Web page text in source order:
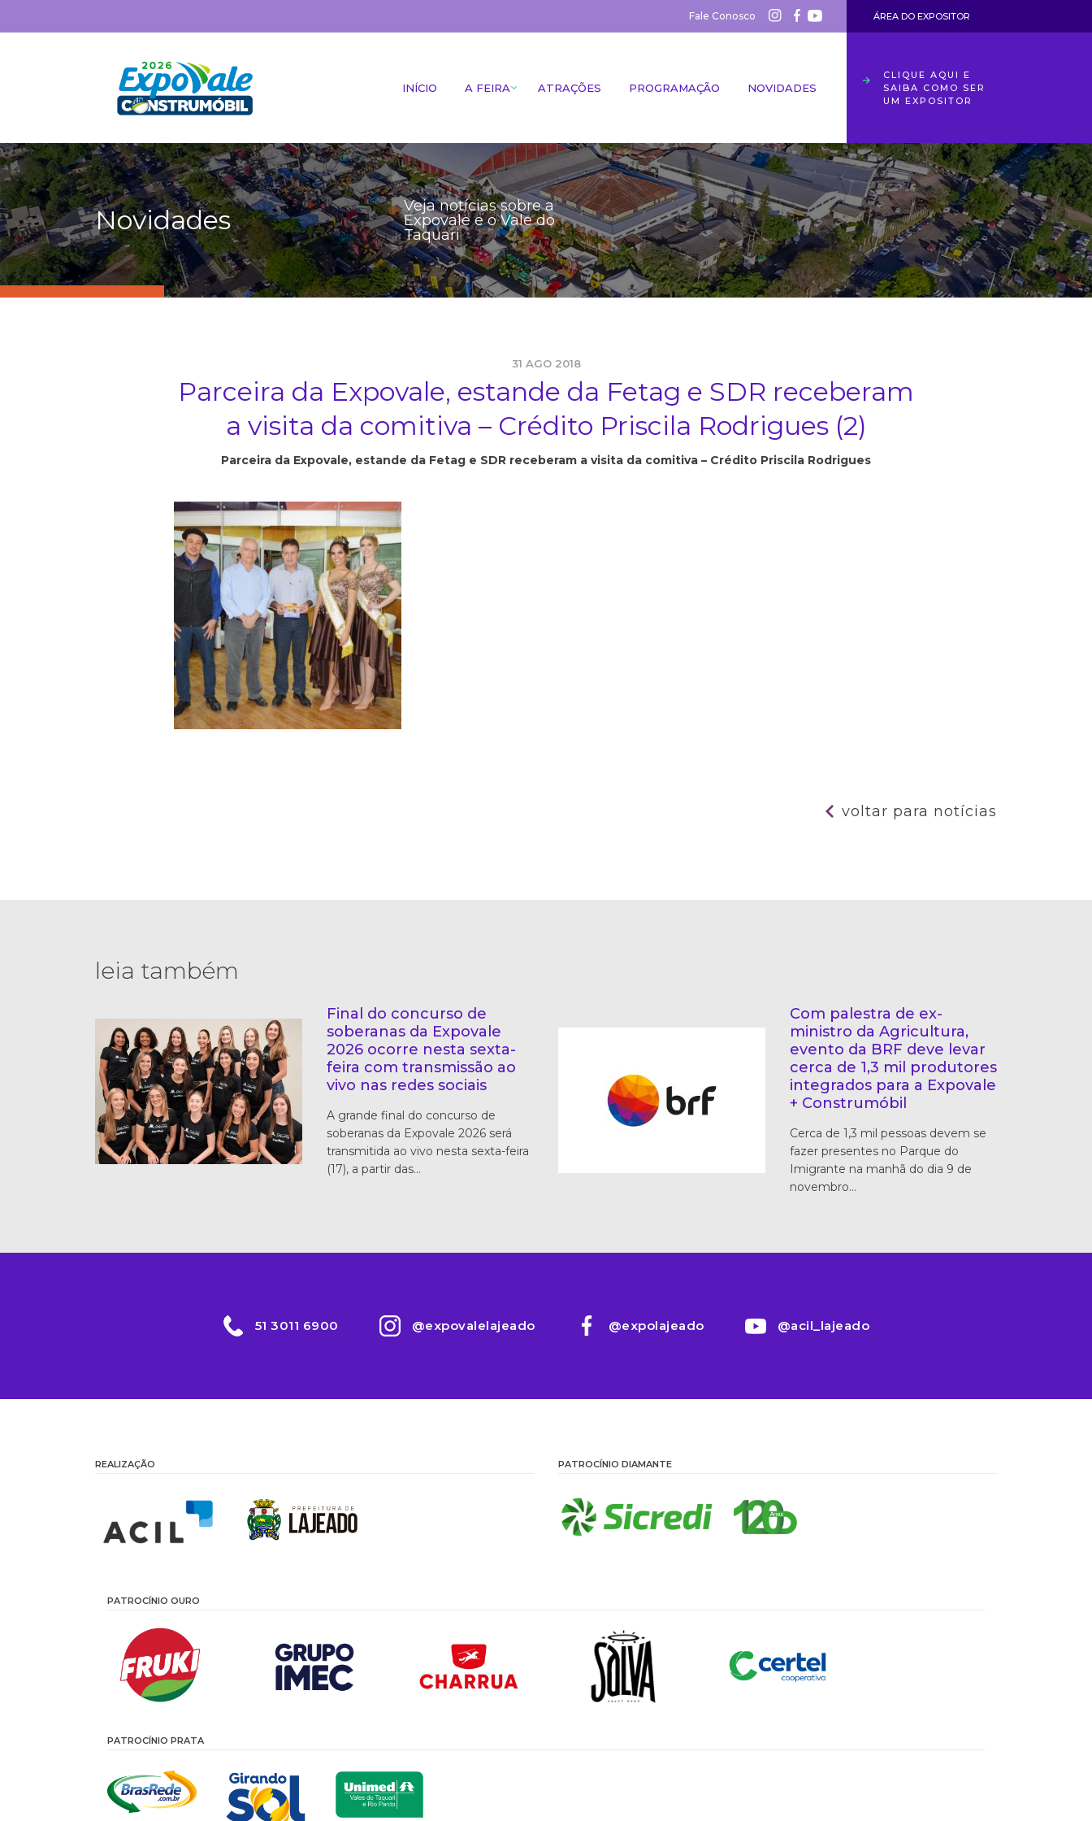
Fale Conosco ÁREA DO EXPOSITOR
INÍCIO A FEIRA ATRAÇÕES PROGRAMAÇÃO NOVIDADES
CLIQUE AQUI E
SAIBA COMO SER
UM EXPOSITOR
Novidades
Veja notícias sobre a
Expovale e o Vale do
Taquari
31 AGO 2018
Parceira da Expovale, estande da Fetag e SDR receberam
a visita da comitiva – Crédito Priscila Rodrigues (2)
Parceira da Expovale, estande da Fetag e SDR receberam a visita da comitiva – Crédito Priscila Rodrigues
voltar para notícias
leia também
Final do concurso de
soberanas da Expovale
2026 ocorre nesta sexta-
feira com transmissão ao
vivo nas redes sociais
A grande final do concurso de
soberanas da Expovale 2026 será
transmitida ao vivo nesta sexta-feira
(17), a partir das…
Com palestra de ex-
ministro da Agricultura,
evento da BRF deve levar
cerca de 1,3 mil produtores
integrados para a Expovale
+ Construmóbil
Cerca de 1,3 mil pessoas devem se
fazer presentes no Parque do
Imigrante na manhã do dia 9 de
novembro…
51 3011 6900 @expovalelajeado @expolajeado @acil_lajeado
REALIZAÇÃO PATROCÍNIO DIAMANTE
PATROCÍNIO OURO
PATROCÍNIO PRATA